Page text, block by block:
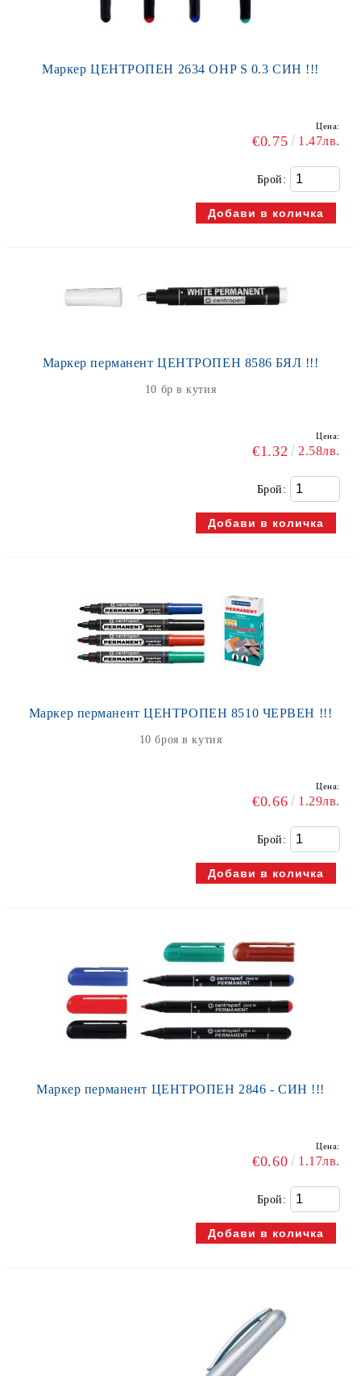
Маркер ЦЕНТРОПЕН 2634 OHP S 0.3 СИН !!!
Цена:
€0.75 1.47лв.
Брой:
Маркер перманент ЦЕНТРОПЕН 8586 БЯЛ !!!
10 бр в кутия
Цена:
€1.32 2.58лв.
Брой:
Маркер перманент ЦЕНТРОПЕН 8510 ЧЕРВЕН !!!
10 броя в кутия
Цена:
€0.66 1.29лв.
Брой:
Маркер перманент ЦЕНТРОПЕН 2846 - СИН !!!
Цена:
€0.60 1.17лв.
Брой: